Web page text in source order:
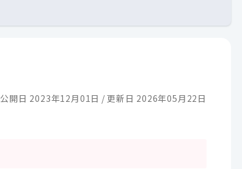
公開日 2023年12月01日 更新日 2026年05月22日